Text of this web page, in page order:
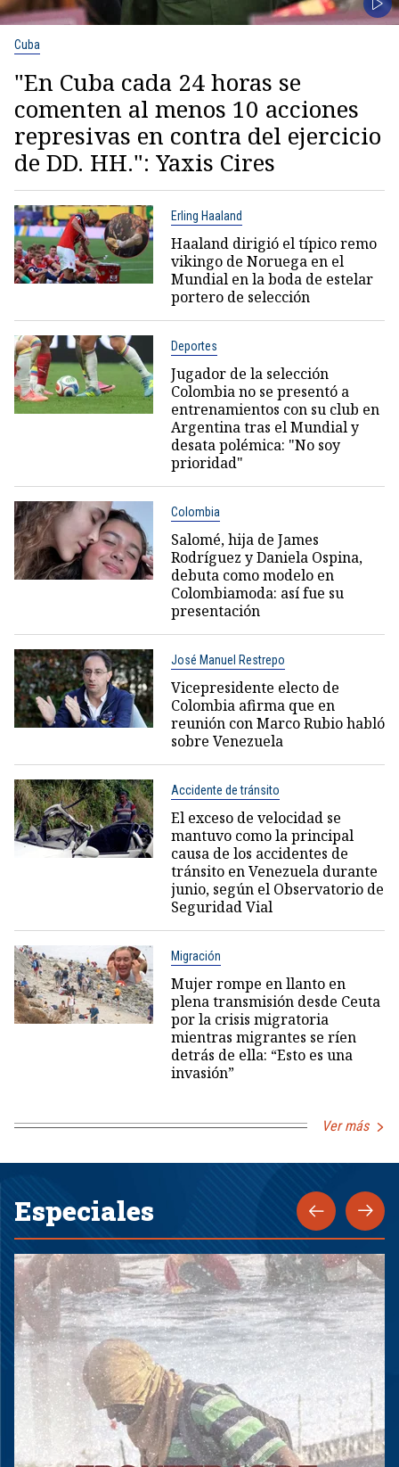
Cuba
"En Cuba cada 24 horas se
comenten al menos 10 acciones
represivas en contra del ejercicio
de DD. HH.": Yaxis Cires
Erling Haaland
Haaland dirigió el típico remo
vikingo de Noruega en el
Mundial en la boda de estelar
portero de selección
Deportes
Jugador de la selección
Colombia no se presentó a
entrenamientos con su club en
Argentina tras el Mundial y
desata polémica: "No soy
prioridad"
Colombia
Salomé, hija de James
Rodríguez y Daniela Ospina,
debuta como modelo en
Colombiamoda: así fue su
presentación
José Manuel Restrepo
Vicepresidente electo de
Colombia afirma que en
reunión con Marco Rubio habló
sobre Venezuela
Accidente de tránsito
El exceso de velocidad se
mantuvo como la principal
causa de los accidentes de
tránsito en Venezuela durante
junio, según el Observatorio de
Seguridad Vial
Migración
Mujer rompe en llanto en
plena transmisión desde Ceuta
por la crisis migratoria
mientras migrantes se ríen
detrás de ella: “Esto es una
invasión”
Ver más
Especiales